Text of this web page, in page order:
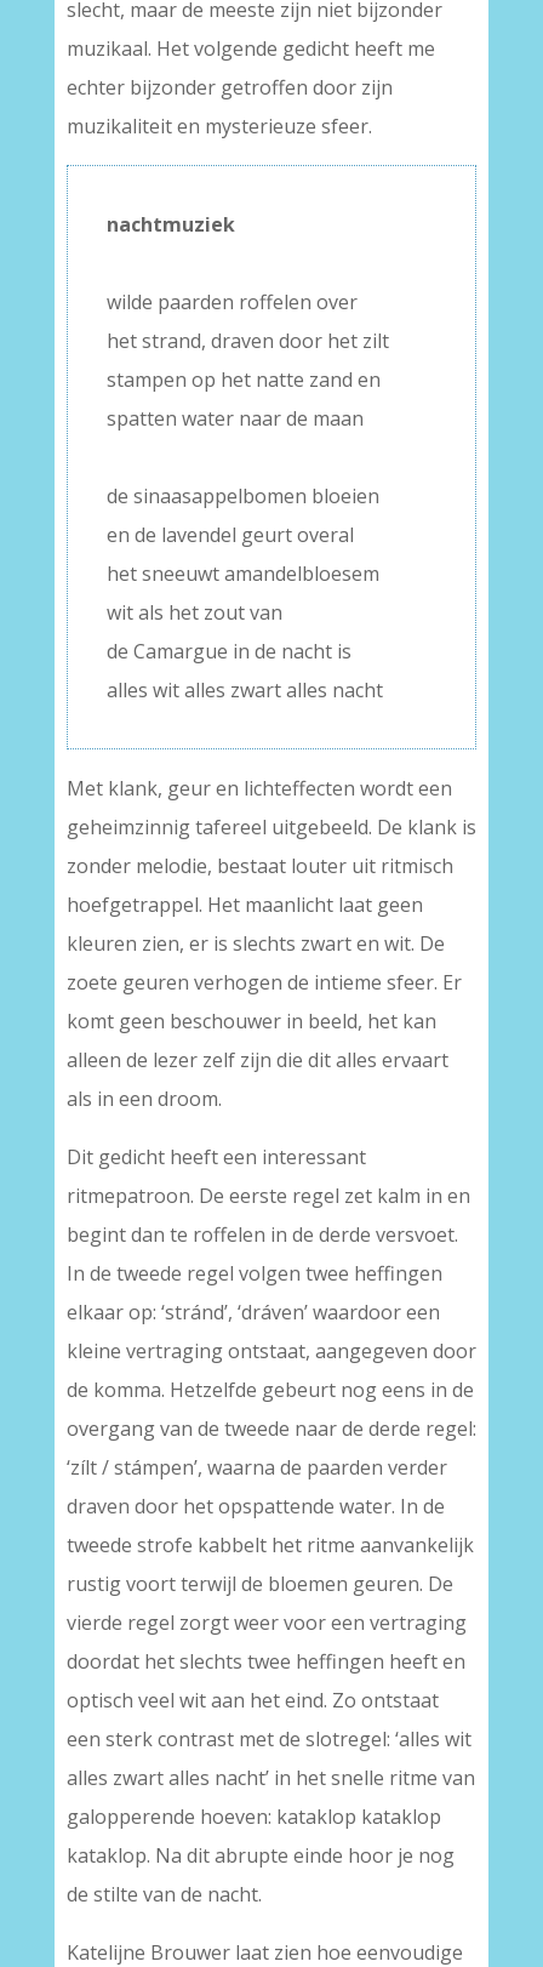
slecht, maar de meeste zijn niet bijzonder
muzikaal. Het volgende gedicht heeft me
echter bijzonder getroffen door zijn
muzikaliteit en mysterieuze sfeer.
nachtmuziek
wilde paarden roffelen over
het strand, draven door het zilt
stampen op het natte zand en
spatten water naar de maan
de sinaasappelbomen bloeien
en de lavendel geurt overal
het sneeuwt amandelbloesem
wit als het zout van
de Camargue in de nacht is
alles wit alles zwart alles nacht
Met klank, geur en lichteffecten wordt een
geheimzinnig tafereel uitgebeeld. De klank is
zonder melodie, bestaat louter uit ritmisch
hoefgetrappel. Het maanlicht laat geen
kleuren zien, er is slechts zwart en wit. De
zoete geuren verhogen de intieme sfeer. Er
komt geen beschouwer in beeld, het kan
alleen de lezer zelf zijn die dit alles ervaart
als in een droom.
Dit gedicht heeft een interessant
ritmepatroon. De eerste regel zet kalm in en
begint dan te roffelen in de derde versvoet.
In de tweede regel volgen twee heffingen
elkaar op: ‘stránd’, ‘dráven’ waardoor een
kleine vertraging ontstaat, aangegeven door
de komma. Hetzelfde gebeurt nog eens in de
overgang van de tweede naar de derde regel:
‘zílt / stámpen’, waarna de paarden verder
draven door het opspattende water. In de
tweede strofe kabbelt het ritme aanvankelijk
rustig voort terwijl de bloemen geuren. De
vierde regel zorgt weer voor een vertraging
doordat het slechts twee heffingen heeft en
optisch veel wit aan het eind. Zo ontstaat
een sterk contrast met de slotregel: ‘alles wit
alles zwart alles nacht’ in het snelle ritme van
galopperende hoeven: kataklop kataklop
kataklop. Na dit abrupte einde hoor je nog
de stilte van de nacht.
Katelijne Brouwer laat zien hoe eenvoudige